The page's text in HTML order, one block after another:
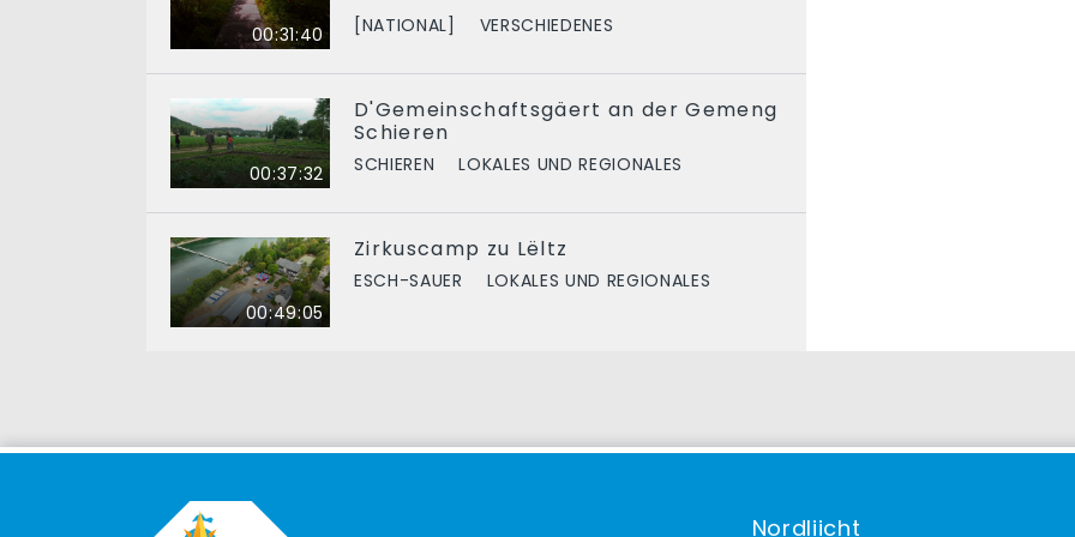
00:31:40 [NATIONAL] VERSCHIEDENES
00:37:32
D'Gemeinschaftsgäert an der Gemeng
Schieren
SCHIEREN LOKALES UND REGIONALES
00:49:05
Zirkuscamp zu Lëltz
ESCH-SAUER LOKALES UND REGIONALES
Nordliicht